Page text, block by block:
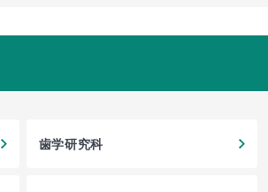
歯学研究科